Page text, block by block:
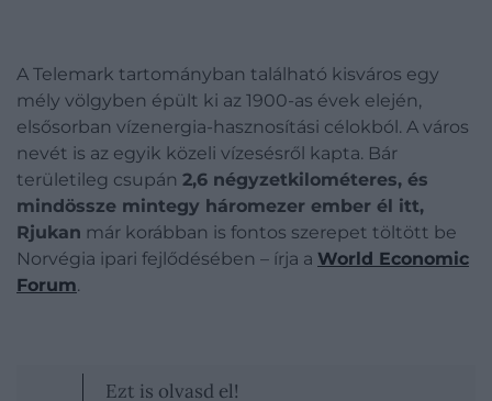
A Telemark tartományban található kisváros egy
mély völgyben épült ki az 1900-as évek elején,
elsősorban vízenergia-hasznosítási célokból. A város
nevét is az egyik közeli vízesésről kapta. Bár
területileg csupán 2,6 négyzetkilométeres, és
mindössze mintegy háromezer ember él itt,
Rjukan már korábban is fontos szerepet töltött be
Norvégia ipari fejlődésében – írja a World Economic
Forum.
Ezt is olvasd el!